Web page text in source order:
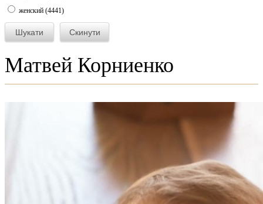
женский (4441)
Матвей Корниенко